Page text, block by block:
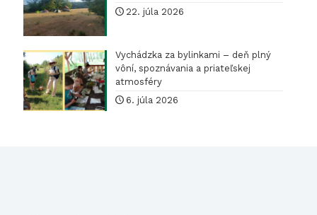
22. júla 2026
Vychádzka za bylinkami – deň plný
vôní, spoznávania a priateľskej
atmosféry
6. júla 2026